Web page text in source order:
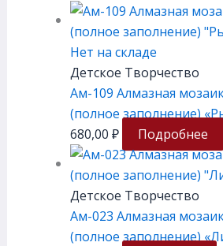
Нет на складе
Детское Творчество
Ам-109 Алмазная
(полное заполнение)
680,00 ₽ Подробнее
Детское Творчество
Ам-023 Алмазная
(полное заполнение)